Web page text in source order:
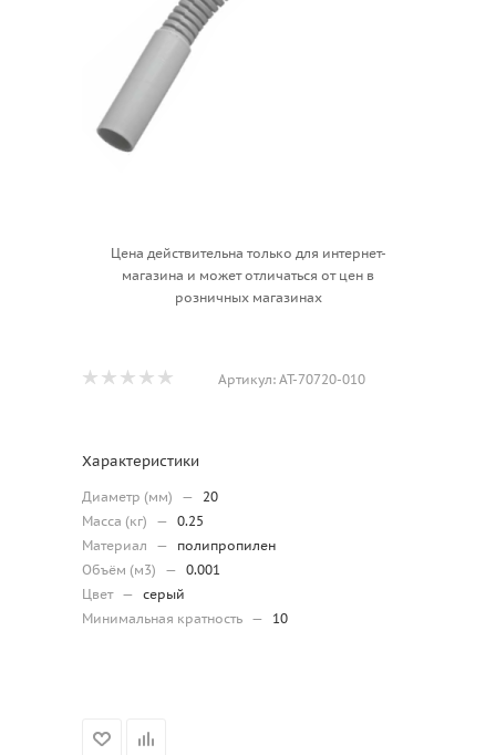
Цена действительна только для интернет-
магазина и может отличаться от цен в
розничных магазинах
Артикул: АТ-70720-010
Характеристики
Диаметр (мм) —
20
Масса (кг)
— 0.25
Материал
—
полипропилен
Объём (м3)
— 0.001
Цвет — серый
Минимальная кратность — 10